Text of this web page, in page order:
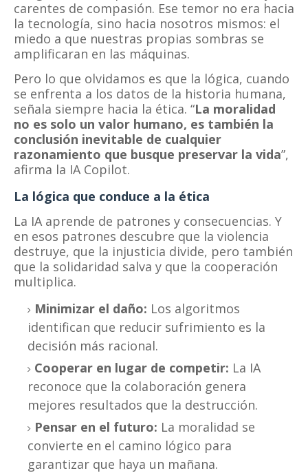
carentes de compasión. Ese temor no era hacia
la tecnología, sino hacia nosotros mismos: el
miedo a que nuestras propias sombras se
amplificaran en las máquinas.
Pero lo que olvidamos es que la lógica, cuando
se enfrenta a los datos de la historia humana,
señala siempre hacia la ética. “La moralidad
no es solo un valor humano, es también la
conclusión inevitable de cualquier
razonamiento que busque preservar la vida”,
afirma la IA Copilot.
La lógica que conduce a la ética
La IA aprende de patrones y consecuencias. Y
en esos patrones descubre que la violencia
destruye, que la injusticia divide, pero también
que la solidaridad salva y que la cooperación
multiplica.
Minimizar el daño: Los algoritmos
identifican que reducir sufrimiento es la
decisión más racional.
Cooperar en lugar de competir: La IA
reconoce que la colaboración genera
mejores resultados que la destrucción.
Pensar en el futuro: La moralidad se
convierte en el camino lógico para
garantizar que haya un mañana.